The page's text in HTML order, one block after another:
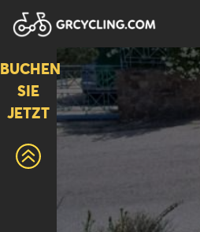
BUCHEN
SIE
JETZT